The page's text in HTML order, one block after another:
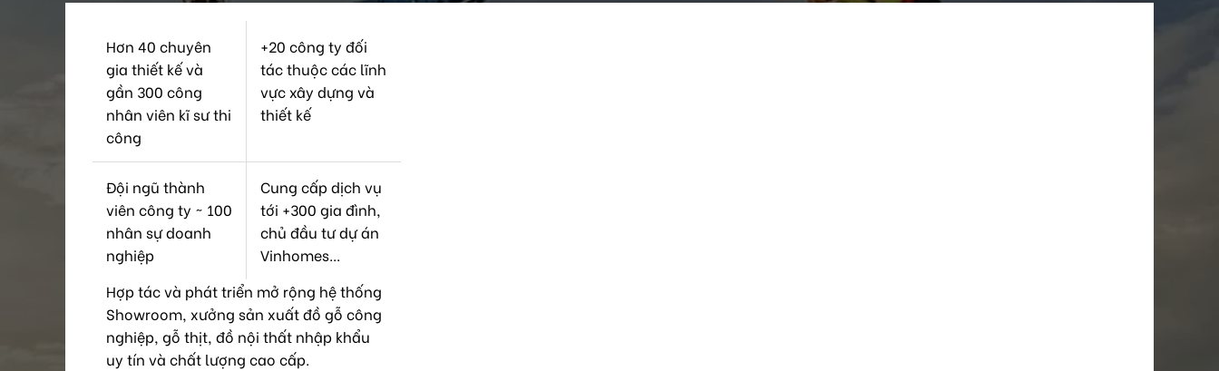
Hơn 40 chuyên
gia thiết kế và
gần 300 công
nhân viên kĩ sư thi
công
+20 công ty đối
tác thuộc các lĩnh
vực xây dựng và
thiết kế
Đội ngũ thành
viên công ty ~ 100
nhân sự doanh
nghiệp
Cung cấp dịch vụ
tới +300 gia đình,
chủ đầu tư dự án
Vinhomes...
Hợp tác và phát triển mở rộng hệ thống
Showroom, xưởng sản xuất đồ gỗ công
nghiệp, gỗ thịt, đồ nội thất nhập khẩu
uy tín và chất lượng cao cấp.